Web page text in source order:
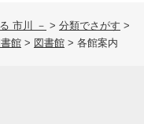
市川 － > 分類でさがす >
書館 > 図書館 > 各館案内